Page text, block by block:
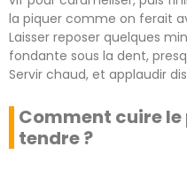
la piquer comme on ferait
Laisser reposer quelques
fondante sous la dent,
Servir chaud, et applaudir
Comment cuire le
tendre ?